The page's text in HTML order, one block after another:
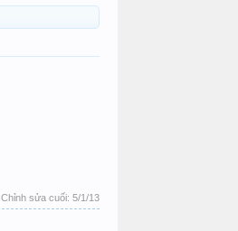
Chỉnh sửa cuối: 5/1/13